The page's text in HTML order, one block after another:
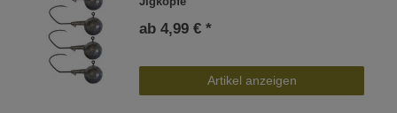
ab 4,99 € *
Artikel anzeigen